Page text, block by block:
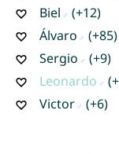
Biel
(+12)
Álvaro
(+85)
Sergio
(+9)
Leonardo
Victor
(+6)